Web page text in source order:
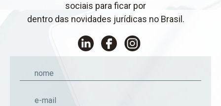
sociais para ficar por
dentro das novidades jurídicas no Brasil.